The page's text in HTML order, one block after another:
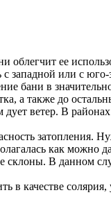
облегчит ее
западной или с
бани в
а также до
ветер. В
затопления.
как можно
склоны. В данном
в качестве